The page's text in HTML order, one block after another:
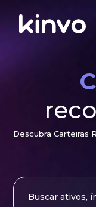
Descubra Carteiras